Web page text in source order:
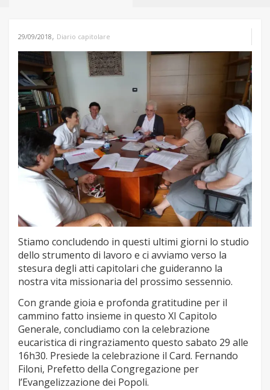
29/09/2018, Diario capitolare
Stiamo concludendo in questi ultimi giorni lo studio
dello strumento di lavoro e ci avviamo verso la
stesura degli atti capitolari che guideranno la
nostra vita missionaria del prossimo sessennio.
Con grande gioia e profonda gratitudine per il
cammino fatto insieme in questo XI Capitolo
Generale, concludiamo con la celebrazione
eucaristica di ringraziamento questo sabato 29 alle
16h30. Presiede la celebrazione il Card. Fernando
Filoni, Prefetto della Congregazione per
l’Evangelizzazione dei Popoli.